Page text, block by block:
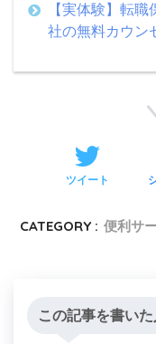
【実体験】転
社の無料カウン
ツイート
CATEGORY : 便利サ
この記事を書いた